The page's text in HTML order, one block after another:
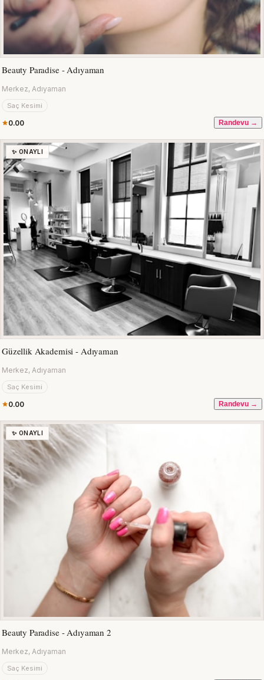
Beauty Paradise - Adıyaman
Merkez, Adıyaman
Saç Kesimi
0.00 Randevu →
✨ ONAYLI
Güzellik Akademisi - Adıyaman
Merkez, Adıyaman
Saç Kesimi
0.00 Randevu →
✨ ONAYLI
Beauty Paradise - Adıyaman 2
Merkez, Adıyaman
Saç Kesimi